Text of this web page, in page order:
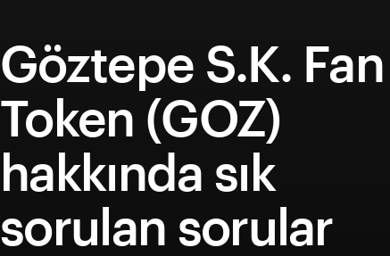
Göztepe S.K. Fan
Token (GOZ)
hakkında sık
sorulan sorular